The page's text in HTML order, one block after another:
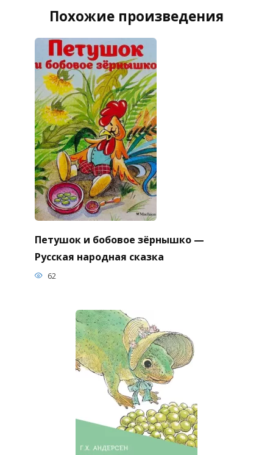
Похожие произведения
Петушок и бобовое зёрнышко —
Русская народная сказка
62